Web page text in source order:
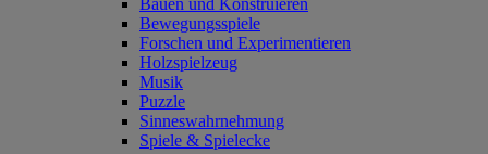
Bauen und Konstruieren
Bewegungsspiele
Forschen und Experimentieren
Holzspielzeug
Musik
Puzzle
Sinneswahrnehmung
Spiele & Spielecke